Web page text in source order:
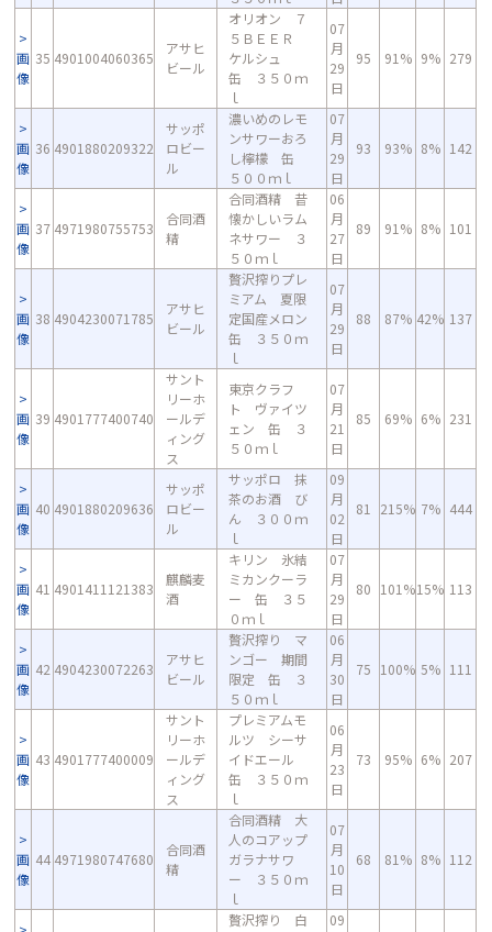
画
像
35 4901004060365
アサヒ
ビール
オリオン ７
５ＢＥＥＲ
ケルシュ
缶 ３５０ｍ
ｌ
07
月
29
日
95 91% 9% 279
画
像
36 4901880209322
サッポ
ロビー
ル
濃いめのレモ
ンサワーおろ
し檸檬 缶
５００ｍｌ
07
月
29
日
93 93% 8% 142
画
像
37 4971980755753
合同酒
精
合同酒精 昔
懐かしいラム
ネサワー ３
５０ｍｌ
06
月
27
日
89 91% 8% 101
画
像
38 4904230071785
アサヒ
ビール
贅沢搾りプレ
ミアム 夏限
定国産メロン
缶 ３５０ｍ
ｌ
07
月
29
日
88 87% 42% 137
画
像
39 4901777400740
サント
リーホ
ールデ
ィング
ス
東京クラフ
ト ヴァイツ
ェン 缶 ３
５０ｍｌ
07
月
21
日
85 69% 6% 231
画
像
40 4901880209636
サッポ
ロビー
ル
サッポロ 抹
茶のお酒 び
ん ３００ｍ
ｌ
09
月
02
日
81 215% 7% 444
画
像
41 4901411121383
麒麟麦
酒
キリン 氷結
ミカンクーラ
ー 缶 ３５
０ｍｌ
07
月
29
日
80 101%15% 113
画
像
42 4904230072263
アサヒ
ビール
贅沢搾り マ
ンゴー 期間
限定 缶 ３
５０ｍｌ
06
月
30
日
75 100% 5% 111
画
像
43 4901777400009
サント
リーホ
ールデ
ィング
ス
プレミアムモ
ルツ シーサ
イドエール
缶 ３５０ｍ
ｌ
06
月
23
日
73 95% 6% 207
画
像
44 4971980747680
合同酒
精
合同酒精 大
人のコアップ
ガラナサワ
ー ３５０ｍ
ｌ
07
月
10
日
68 81% 8% 112
贅沢搾り 白
09